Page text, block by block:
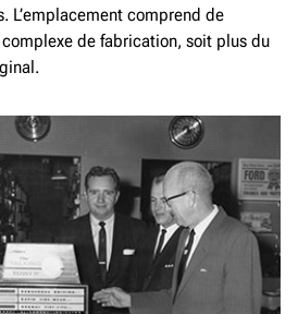
L’emplacement comprend de
complexe de fabrication, soit plus du